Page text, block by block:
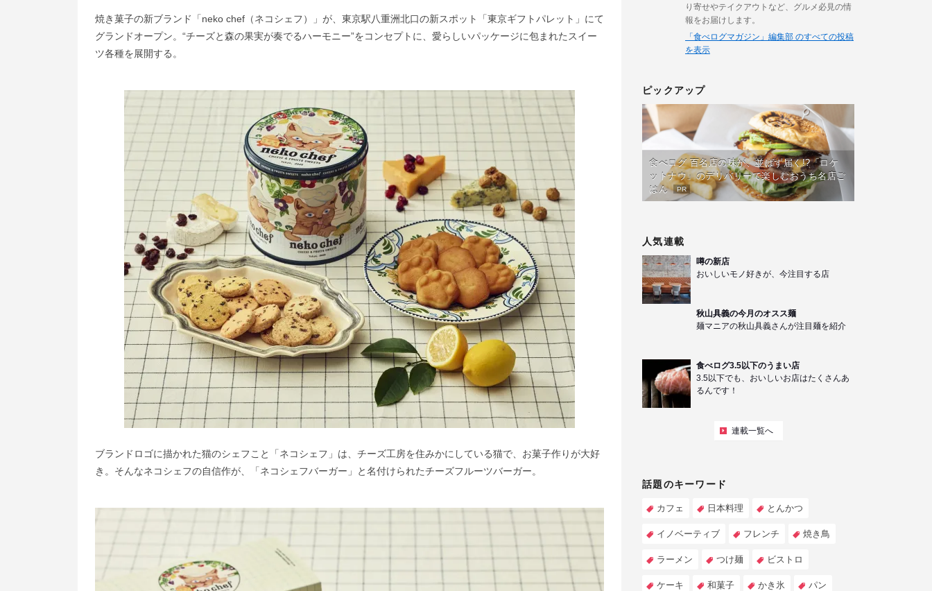
焼き菓子の新ブランド「neko chef（ネコシェフ）」が、東京駅八重洲北口の新スポット「東京ギフトパレット」にて
グランドオープン。“チーズと森の果実が奏でるハーモニー”をコンセプトに、愛らしいパッケージに包まれたスイー
ツ各種を展開する。
ブランドロゴに描かれた猫のシェフこと「ネコシェフ」は、チーズ工房を住みかにしている猫で、お菓子作りが大好
き。そんなネコシェフの自信作が、「ネコシェフバーガー」と名付けられたチーズフルーツバーガー。
り寄せやテイクアウトなど、グルメ必見の情
報をお届けします。
「食べログマガジン」編集部 のすべての投稿
を表示
ピックアップ
食べログ 百名店の味が、並ばず届く!?「ロケ
ットナウ」のデリバリーで楽しむおうち名店ご
はん
PR
人気連載
噂の新店
おいしいモノ好きが、今注目する店
秋山具義の今月のオスス麺
麺マニアの秋山具義さんが注目麺を紹介
食べログ3.5以下のうまい店
3.5以下でも、おいしいお店はたくさんあ
るんです！
連載一覧へ
話題のキーワード
カフェ 日本料理 とんかつ
イノベーティブ フレンチ 焼き鳥
ラーメン つけ麺 ビストロ
ケーキ 和菓子 かき氷 パン